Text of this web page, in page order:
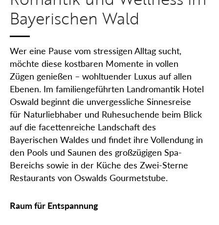
Bayerischen Wald
Wer eine Pause vom stressigen Alltag sucht,
möchte diese kostbaren Momente in vollen
Zügen genießen – wohltuender Luxus auf allen
Ebenen. Im familiengeführten Landromantik Hotel
Oswald beginnt die unvergessliche Sinnesreise
für Naturliebhaber und Ruhesuchende beim Blick
auf die facettenreiche Landschaft des
Bayerischen Waldes und findet ihre Vollendung in
den Pools und Saunen des großzügigen Spa-
Bereichs sowie in der Küche des Zwei-Sterne
Restaurants von Oswalds Gourmetstube.
Raum für Entspannung